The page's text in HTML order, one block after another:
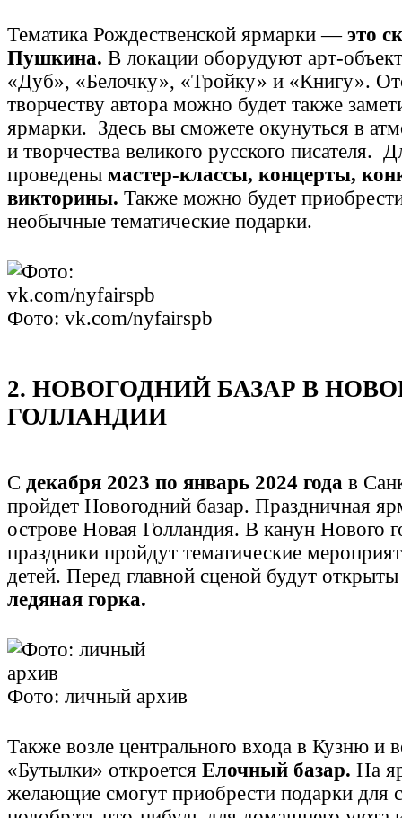
Тематика Рождественской ярмарки — это
Пушкина. В локации оборудуют арт-
«Дуб», «Белочку», «Тройку» и «Книгу».
творчеству автора можно будет также
ярмарки. Здесь вы сможете окунуться в
и творчества великого русского писателя.
проведены мастер-классы, концерты,
викторины. Также можно будет
необычные тематические подарки.
Фото: vk.com/nyfairspb
2. НОВОГОДНИЙ БАЗАР В
ГОЛЛАНДИИ
С декабря 2023 по январь 2024 года в
пройдет Новогодний базар. Праздничная
острове Новая Голландия. В канун Нового
праздники пройдут тематические
детей. Перед главной сценой будут открыты
ледяная горка.
Фото: личный архив
Также возле центрального входа в Кузню и
«Бутылки» откроется Елочный базар. На
желающие смогут приобрести подарки для